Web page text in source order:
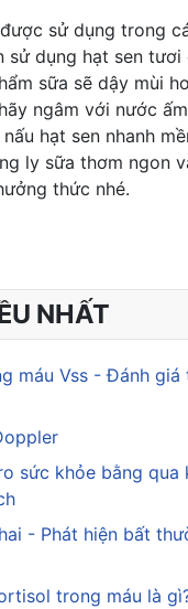
sử dụng trong
sử dụng hạt sen
sữa sẽ dậy mùi
ngâm với nước
hạt sen nhanh
ly sữa thơm ngon
thức nhé.
cách làm tào phớ tại
NHẤT
máu Vss - Đánh giá
sức khỏe bằng qua
- Phát hiện bất
trong máu là